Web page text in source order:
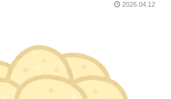
2026.04.12